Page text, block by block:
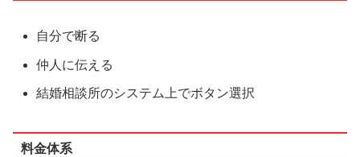
自分で断る
仲人に伝える
結婚相談所のシステム上でボタン選択
料金体系